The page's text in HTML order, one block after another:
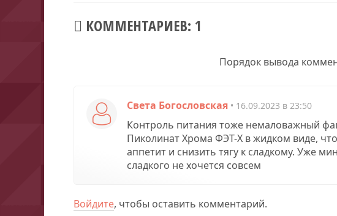
КОММЕНТАРИЕВ: 1
Порядок вывода
Света Богословская • 16.09.2023 в 23:50
Контроль питания тоже немаловажный
Пиколинат Хрома ФЭТ-Х в жидком виде,
аппетит и снизить тягу к сладкому. Уже
сладкого не хочется совсем
Войдите, чтобы оставить комментарий.